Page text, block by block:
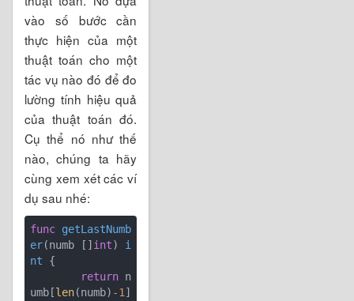
vào số bước cần
thực hiện của một
thuật toán cho một
tác vụ nào đó để đo
lường tính hiệu quả
của thuật toán đó.
Cụ thể nó như thế
nào, chúng ta hãy
cùng xem xét các ví
dụ sau nhé:
func getLastNumb
er(numb [] int)
i
nt {
return n
umb[len(numb) -1 ]